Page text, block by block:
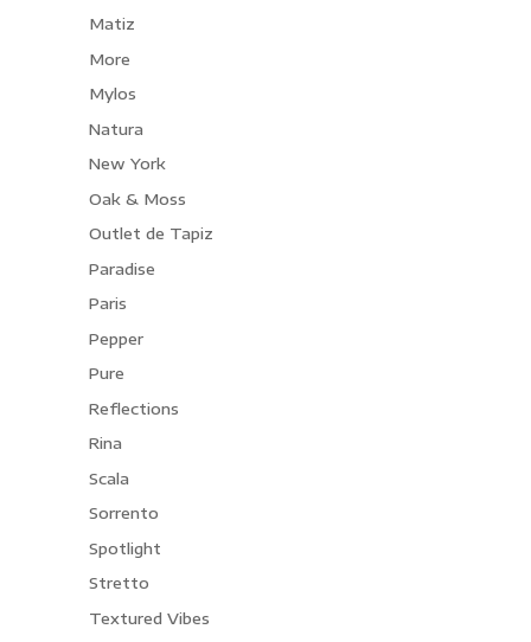
Matiz
More
Mylos
Natura
New York
Oak & Moss
Outlet de Tapiz
Paradise
Paris
Pepper
Pure
Reflections
Rina
Scala
Sorrento
Spotlight
Stretto
Textured Vibes